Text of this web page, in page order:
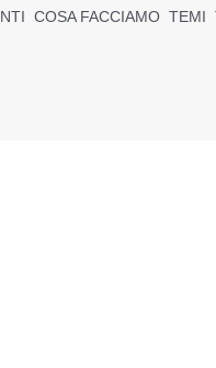
COSA FACCIAMO TEMI